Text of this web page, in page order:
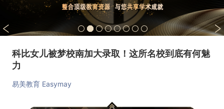
科比女儿被梦校南加大录取！这所名校到底有何魅
力
易美教育 Easymay